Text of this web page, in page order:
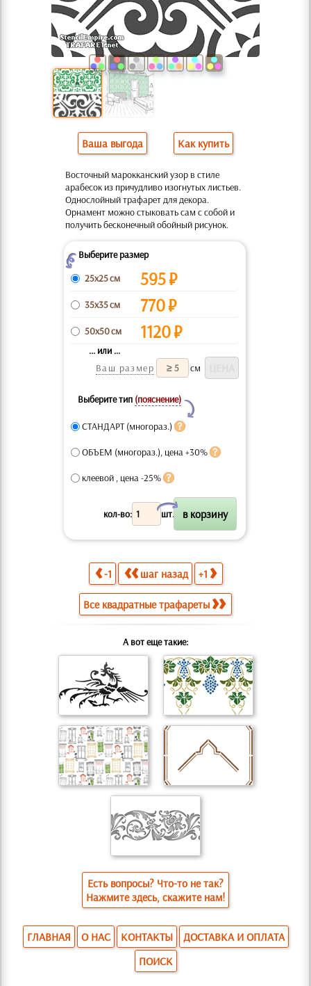
Ваша выгода Как купить
Восточный марокканский узор в стиле
арабесок из причудливо изогнутых листьев.
Однослойный трафарет для декора.
Орнамент можно стыковать сам с собой и
получить бесконечный обойный рисунок.
ZВыберите размер
25x25 см
595₽
35x35 см 770₽
50x50 см 1120₽
... или ...
Ваш размер
см
Выберите тип (пояснение)
Y
СТАНДАРТ (многораз.)
ОБЪЕМ (многораз.), цена +30%
клеевой , цена -25%
кол-во: шт.
X
-1 шаг назад +1
Все квадратные трафареты
А вот еще такие:
Есть вопросы? Что-то не так?
Нажмите здесь, скажите нам!
ГЛАВНАЯ О НАС КОНТАКТЫ
ДОСТАВКА И ОПЛАТА
ПОИСК